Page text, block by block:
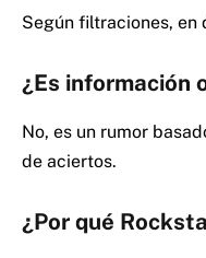
Según filtraciones, en
¿Es información
No, es un rumor
de aciertos.
¿Por qué